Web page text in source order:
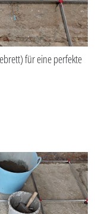
für eine perfekte